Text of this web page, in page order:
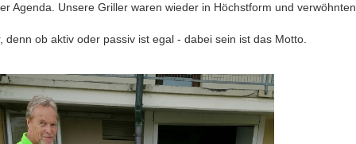
Agenda. Unsere Griller waren wieder in Höchstform und verwöhnten
ob aktiv oder passiv ist egal - dabei sein ist das Motto.